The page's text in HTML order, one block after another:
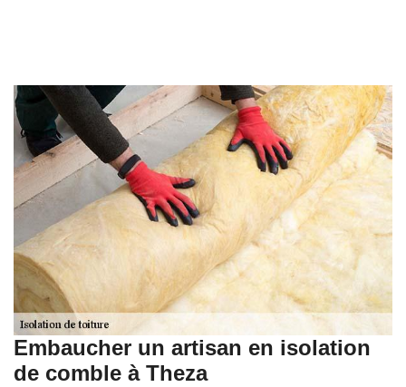
Embaucher un artisan en isolation
de comble à Theza